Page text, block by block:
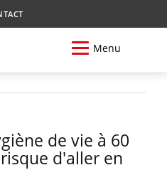
Menu
de vie à 60
d'aller en